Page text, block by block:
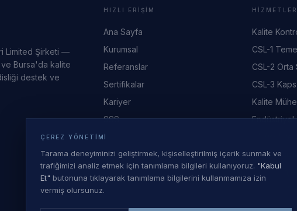
ÇEREZ YÖNETIMI
Tarama deneyiminizi geliştirmek, kişiselleştirilmiş içerik sunmak ve
trafiğimizi analiz etmek için tanımlama bilgileri kullanıyoruz. "Kabul
Et" butonuna tıklayarak tanımlama bilgilerini kullanmamıza izin
vermiş olursunuz.
Limited Şirketi —
Bursa'da kalite
destek ve
HIZLI ERIŞIM
Ana Sayfa
Kurumsal
Referanslar
Sertifikalar
Kariyer
SSS
HIZMETLER
Kalite
CSL-1
CSL-2
CSL-3
Kalite
Endüstriyel
Ölçüsel
Montaj
Plastik
Lojistik &